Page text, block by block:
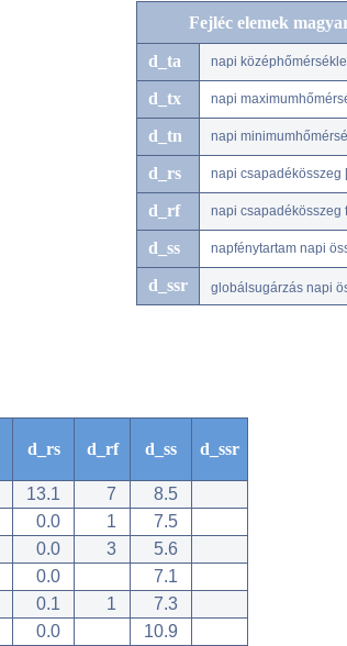
Fejléc elemek
d_ta napi
d_tx napi
d_tn napi
d_rs napi csapadékösszeg
d_rf napi csapadékösszeg
d_ss napfénytartam napi
d_ssr globálsugárzás napi
d_rs d_rf d_ss d_ssr
13.1 7
8.5
0.0 1
7.5
0.0 3
5.6
0.0
7.1
0.1 1
7.3
0.0
10.9